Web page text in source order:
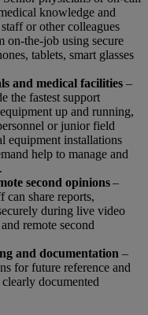
knowledge and
or other colleagues
on-the-job using secure
tablets, smart glasses
and medical facilities –
the fastest support
up and running,
or junior field
equipment installations
help to manage and
second opinions–
can share reports,
during live video
remote second
and documentation –
for future reference and
documented